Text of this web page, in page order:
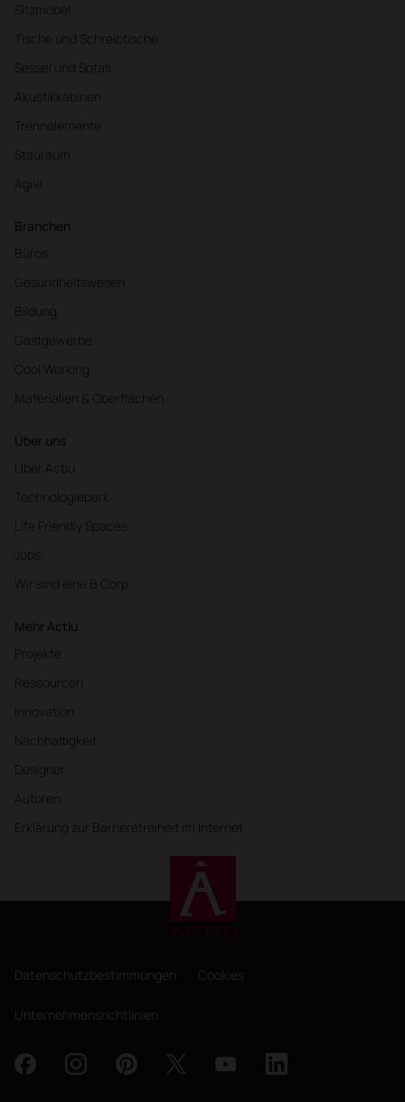
Sitzmöbel
Tische und Schreibtische
Sessel und Sofas
Akustikkabinen
Trennelemente
Stauraum
Agile
Branchen
Büros
Gesundheitswesen
Bildung
Gastgewerbe
Cool Working
Materialien & Oberflächen
Über uns
Über Actiu
Technologiepark
Life Friendly Spaces
Jobs
Wir sind eine B Corp
Mehr Actiu
Projekte
Ressourcen
Innovation
Nachhaltigkeit
Designer
Autoren
Erklärung zur Barrierefreiheit im Internet
Datenschutzbestimmungen Cookies
Unternehmensrichtlinien